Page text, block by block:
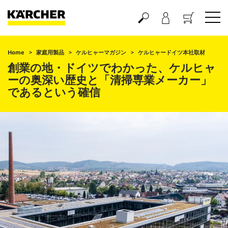
買い物かご
Home 家庭用製品 ケルヒャーマガジン ケルヒャードイツ本社取材
創業の地・ドイツでわかった、ケルヒャ
ーの奥深い歴史と「清掃専業メーカー」
であるという確信